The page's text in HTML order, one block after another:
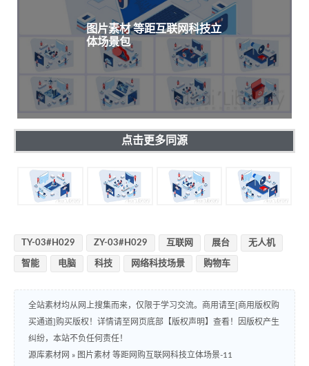
图片素材 等距互联网科技立
体场景包
点击更多同源
TY-03#H029 ZY-03#H029 互联网 展台 无人机
智能 电脑 科技 网络科技场景 购物车
全站素材均从网上搜集而来，仅限于学习交流。商用请至[商用版权购
买通道]购买版权！详情请至网页底部【版权声明】查看！因版权产生
纠纷，本站不负任何责任！
源库素材网 » 图片素材 等距网购互联网科技立体场景-11